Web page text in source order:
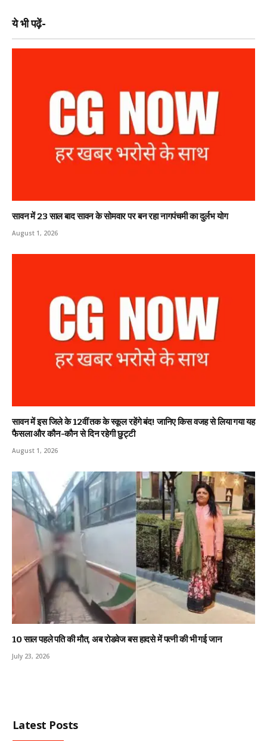
ये भी पढ़ें-
सावन में 23 साल बाद सावन के सोमवार पर बन रहा नागपंचमी का दुर्लभ योग
August 1, 2026
सावन में इस जिले के 12वीं तक के स्कूल रहेंगे बंद! जानिए किस वजह से लिया गया यह
फैसला और कौन-कौन से दिन रहेगी छुट्टी
August 1, 2026
10 साल पहले पति की मौत, अब रोडवेज बस हादसे में पत्नी की भी गई जान
July 23, 2026
Latest Posts